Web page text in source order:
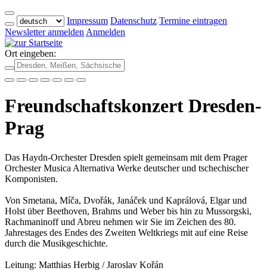
Impressum Datenschutz Termine eintragen
Newsletter anmelden Anmelden
Ort eingeben:
Freundschaftskonzert Dresden-
Prag
Das Haydn-Orchester Dresden spielt gemeinsam mit dem Prager
Orchester Musica Alternativa Werke deutscher und tschechischer
Komponisten.
Von Smetana, Míča, Dvořák, Janáček und Kaprálová, Elgar und
Holst über Beethoven, Brahms und Weber bis hin zu Mussorgski,
Rachmaninoff und Abreu nehmen wir Sie im Zeichen des 80.
Jahrestages des Endes des Zweiten Weltkriegs mit auf eine Reise
durch die Musikgeschichte.
Leitung: Matthias Herbig / Jaroslav Kořán